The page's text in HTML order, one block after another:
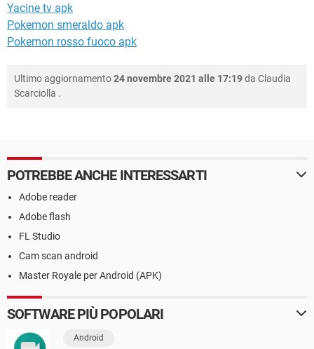
Yacine tv apk
Pokemon smeraldo apk
Pokemon rosso fuoco apk
Ultimo aggiornamento24 novembre 2021 alle 17:19da Claudia
Scarciolla .
POTREBBE ANCHE INTERESSARTI
Adobe reader
Adobe flash
FL Studio
Cam scan android
Master Royale per Android (APK)
SOFTWARE PIÙ POPOLARI
Android